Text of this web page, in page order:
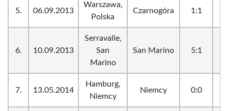
5. 06.09.2013
Warszawa,
Polska
Czarnogóra 1:1
6. 10.09.2013
Serravalle,
San
Marino
San Marino 5:1
7. 13.05.2014
Hamburg,
Niemcy
Niemcy 0:0